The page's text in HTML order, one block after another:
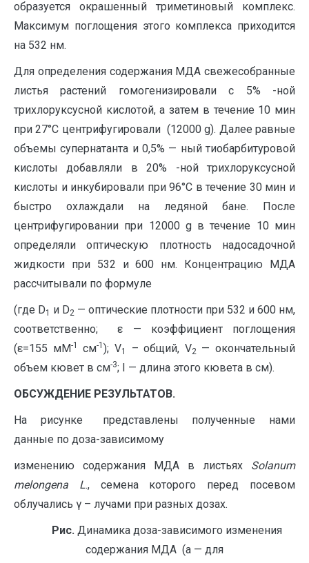
образуется окрашенный триметиновый комплекс.
Максимум поглощения этого комплекса приходится
на 532 нм.
Для определения содержания МДА свежесобранные
листья растений гомогенизировали с 5% -ной
трихлоруксусной кислотой, а затем в течение 10 мин
при 27°С центрифугировали (12000 g). Далее равные
объемы супернатанта и 0,5% — ный тиобарбитуровой
кислоты добавляли в 20% -ной трихлоруксусной
кислоты и инкубировали при 96°С в течение 30 мин и
быстро охлаждали на ледяной бане. После
центрифугировании при 12000 g в течение 10 мин
определяли оптическую плотность надосадочной
жидкости при 532 и 600 нм. Концентрацию МДА
рассчитывали по формуле
(где D1 и D2 — оптические плотности при 532 и 600 нм,
соответственно; ε — коэффициент поглощения
(ε=155 мМ-1 см-1); V1 – общий, V2 — окончательный
объем кювет в см-3; I — длина этого кювета в см).
ОБСУЖДЕНИЕ РЕЗУЛЬТАТОВ.
На рисунке представлены полученные нами
данные по доза-зависимому
изменению содержания МДА в листьях Solanum
melongena
L., семена которого перед посевом
облучались γ – лучами при разных дозах.
Рис. Динамика доза-зависимого изменения
содержания МДА (а — для